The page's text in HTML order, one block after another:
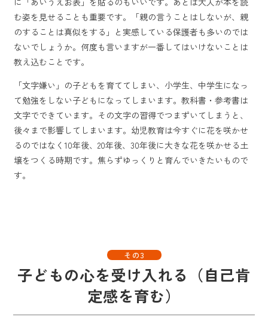
む姿を見せることも重要です。「親の言うことはしないが、親
のすることは真似をする」と実感している保護者も多いのでは
ないでしょうか。何度も言いますが一番してはいけないことは
教え込むことです。
「文字嫌い」の子どもを育ててしまい、小学生、中学生になっ
て勉強をしない子どもになってしまいます。教科書・参考書は
文字でできています。その文字の習得でつまずいてしまうと、
後々まで影響してしまいます。幼児教育は今すぐに花を咲かせ
るのではなく10年後、20年後、30年後に大きな花を咲かせる土
壌をつくる時期です。焦らずゆっくりと育んでいきたいもので
す。
その3
子どもの心を受け入れる（自己肯
定感を育む）